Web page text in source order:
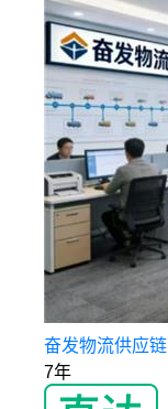
奋发物流供应链
7年